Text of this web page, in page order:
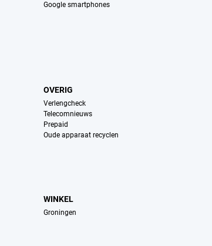
Google smartphones
OVERIG
Verlengcheck
Telecomnieuws
Prepaid
Oude apparaat recyclen
WINKEL
Groningen